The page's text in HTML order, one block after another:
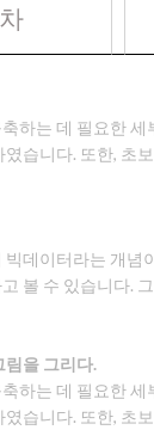
하는 데 필요한
습니다. 또한, 초
데이터라는 개
볼 수 있습니다.
림을 그리다.
하는 데 필요한
습니다. 또한, 초